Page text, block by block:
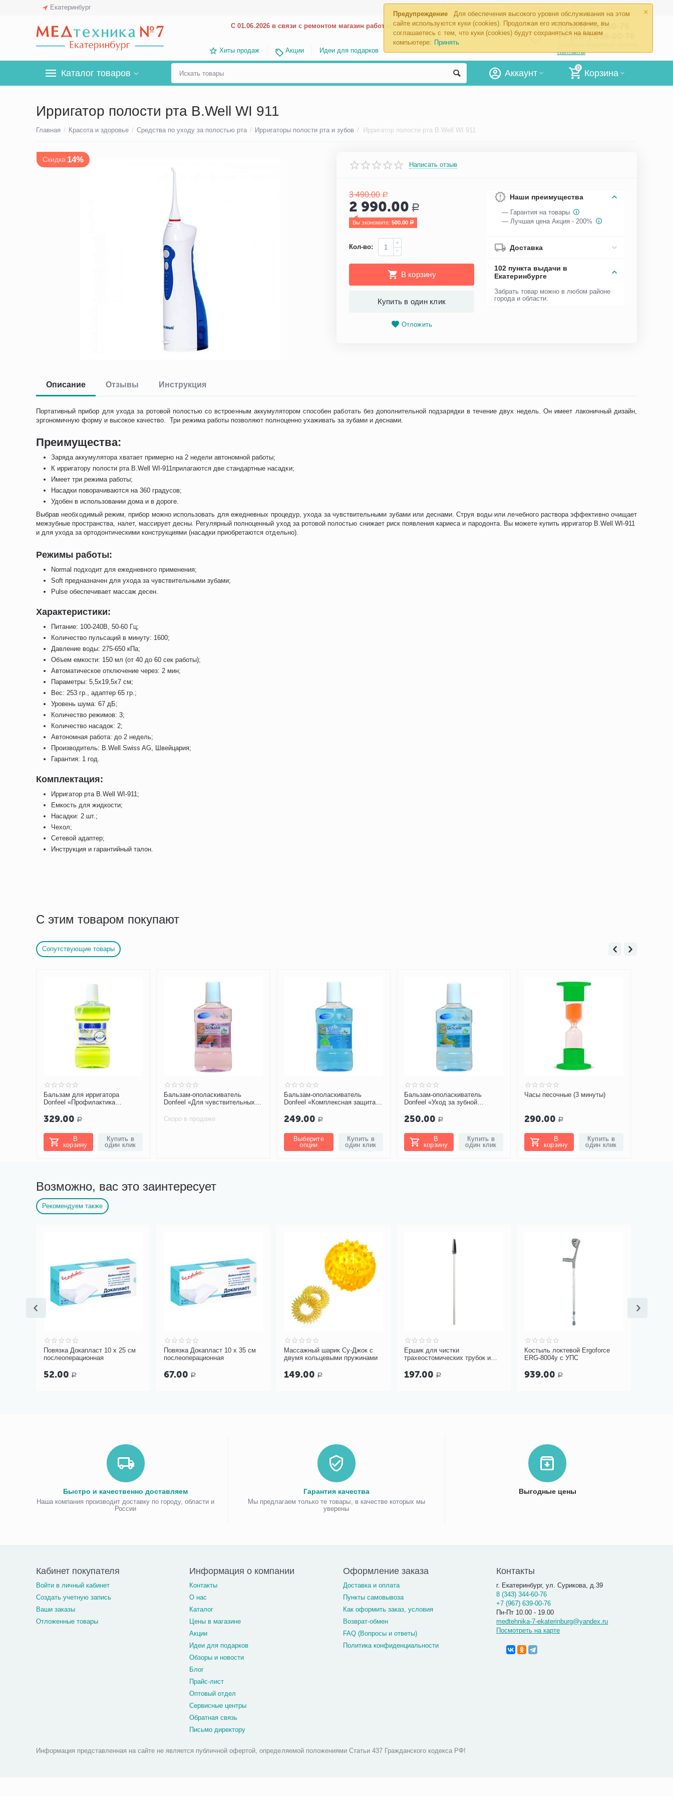
×
Предупреждение
Для обеспечения высокого уровня обслуживания на этом
сайте используются куки (cookies). Продолжая его использование, вы
соглашаетесь с тем, что куки (cookies) будут сохраняться на вашем
компьютере: Принять
Екатеринбург
С 01.06.2026 в связи с ремонтом магазин работает с 9.00 до 18.00
Хиты продаж Акции Идеи для подарков
8 (343) 344-60-76
+7 (967) 639-00-76
Контакты
Каталог товаров
0
Корзина
Аккаунт
Ирригатор полости рта B.Well WI 911
Главная / Красота и здоровье / Средства по уходу за полостью рта / Ирригаторы полости рта и зубов / Ирригатор полости рта B.Well WI 911
Скидка 14%
Написать отзыв
3 490.00 Р
2 990.00 Р
Вы экономите: 500.00 Р
Кол-во:
+
−
В корзину
Купить в один клик
Отложить
Наши преимущества
— Гарантия на товары
— Лучшая цена Акция - 200%
Доставка
102 пункта выдачи в
Екатеринбурге
Забрать товар можно в любом районе
города и области.
Описание Отзывы Инструкция
Портативный прибор для ухода за ротовой полостью со встроенным аккумулятором способен работать без дополнительной подзарядки в течение двух недель. Он имеет лаконичный дизайн,
эргономичную форму и высокое качество. Три режима работы позволяют полноценно ухаживать за зубами и деснами.
Преимущества:
Заряда аккумулятора хватает примерно на 2 недели автономной работы;
К ирригатору полости рта B.Well WI-911прилагаются две стандартные насадки;
Имеет три режима работы;
Насадки поворачиваются на 360 градусов;
Удобен в использовании дома и в дороге.
Выбрав необходимый режим, прибор можно использовать для ежедневных процедур, ухода за чувствительными зубами или деснами. Струя воды или лечебного раствора эффективно очищает
межзубные пространства, налет, массирует десны. Регулярный полноценный уход за ротовой полостью снижает риск появления кариеса и пародонта. Вы можете купить ирригатор B.Well WI-911
и для ухода за ортодонтическими конструкциями (насадки приобретаются отдельно).
Режимы работы:
Normal подходит для ежедневного применения;
Soft предназначен для ухода за чувствительными зубами;
Pulse обеспечивает массаж десен.
Характеристики:
Питание: 100-240В, 50-60 Гц;
Количество пульсаций в минуту: 1600;
Давление воды: 275-650 кПа;
Объем емкости: 150 мл (от 40 до 60 сек работы);
Автоматическое отключение через: 2 мин;
Параметры: 5,5х19,5х7 см;
Вес: 253 гр., адаптер 65 гр.;
Уровень шума: 67 дБ;
Количество режимов: 3;
Количество насадок: 2;
Автономная работа: до 2 недель;
Производитель: B.Well Swiss AG, Швейцария;
Гарантия: 1 год.
Комплектация:
Ирригатор рта B.Well WI-911;
Емкость для жидкости;
Насадки: 2 шт.;
Чехол;
Сетевой адаптер;
Инструкция и гарантийный талон.
С этим товаром покупают
Сопутствующие товары
Бальзам для ирригатора
Donfeel «Профилактика
фтора», 475 мл
329.00 Р
В
корзину
Купить в
один клик
Бальзам-ополаскиватель
Donfeel «Для чувствительных
Скоро в продаже
Бальзам-ополаскиватель
Donfeel «Комплексная защита.
249.00 Р
Выберите
опции
Купить в
один клик
Бальзам-ополаскиватель
Donfeel «Уход за зубной
250.00 Р
В
корзину
Купить в
один клик
Часы песочные (3 минуты)
290.00 Р
В
корзину
Купить в
один клик
Возможно, вас это заинтересует
Рекомендуем также
Повязка Докапласт 10 х 25 см
послеоперационная
52.00 Р
Повязка Докапласт 10 х 35 см
послеоперационная
67.00 Р
Массажный шарик Су-Джок с
двумя кольцевыми пружинами
149.00 Р
Ершик для чистки
трахеостомических трубок и
197.00 Р
Костыль локтевой Ergoforce
ERG-8004у с УПС
939.00 Р
Быстро и качественно доставляем
Наша компания производит доставку по городу, области и
России
Гарантия качества
Мы предлагаем только те товары, в качестве которых мы
уверены
Выгодные цены
Кабинет покупателя
Войти в личный кабинет
Создать учетную запись
Ваши заказы
Отложенные товары
Информация о компании
Контакты
О нас
Каталог
Цены в магазине
Акции
Идеи для подарков
Обзоры и новости
Блог
Прайс-лист
Оптовый отдел
Сервисные центры
Обратная связь
Письмо директору
Оформление заказа
Доставка и оплата
Пункты самовывоза
Как оформить заказ, условия
Возврат-обмен
FAQ (Вопросы и ответы)
Политика конфиденциальности
Контакты
г. Екатеринбург, ул. Сурикова, д.39
8 (343) 344-60-76
+7 (967) 639-00-76
Пн-Пт 10.00 - 19.00
medtehnika-7-ekaterinburg@yandex.ru
Посмотреть на карте
Информация представленная на сайте не является публичной офертой, определяемой положениями Статьи 437 Гражданского кодекса РФ!